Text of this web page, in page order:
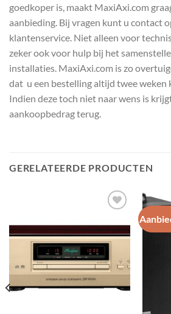
goedkoper is, maakt MaxiAxi.com
aanbieding. Bij vragen kunt u contact
klantenservice. Niet alleen voor
zeker ook voor hulp bij het
installaties. MaxiAxi.com is zo
dat u een bestelling altijd twee
Indien deze toch niet naar wens is
aankoopbedrag terug.
GERELATEERDE PRODUCTEN
Toevoegen
aan
wenslijst